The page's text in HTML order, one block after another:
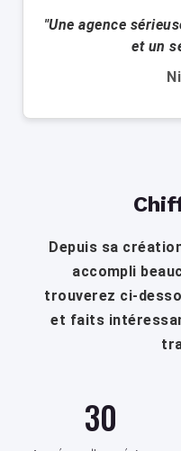
"Une agence
et un
Depuis sa
accompli
trouverez ci-
et faits
30